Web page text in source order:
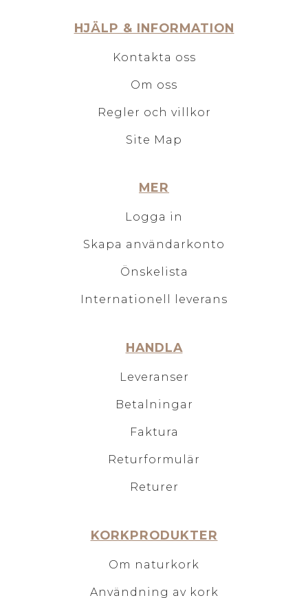
HJÄLP & INFORMATION
Kontakta oss
Om oss
Regler och villkor
Site Map
MER
Logga in
Skapa användarkonto
Önskelista
Internationell leverans
HANDLA
Leveranser
Betalningar
Faktura
Returformulär
Returer
KORKPRODUKTER
Om naturkork
Användning av kork